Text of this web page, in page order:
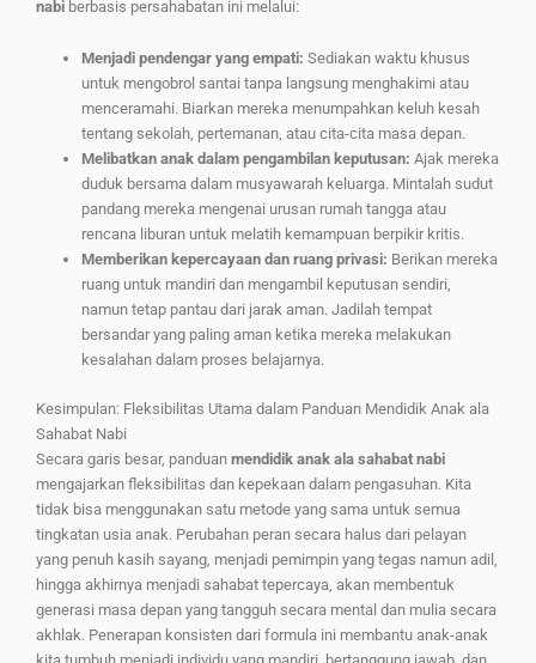
nabi berbasis persahabatan ini melalui:
Menjadi pendengar yang empati: Sediakan waktu khusus
untuk mengobrol santai tanpa langsung menghakimi atau
menceramahi. Biarkan mereka menumpahkan keluh kesah
tentang sekolah, pertemanan, atau cita-cita masa depan.
Melibatkan anak dalam pengambilan keputusan: Ajak mereka
duduk bersama dalam musyawarah keluarga. Mintalah sudut
pandang mereka mengenai urusan rumah tangga atau
rencana liburan untuk melatih kemampuan berpikir kritis.
Memberikan kepercayaan dan ruang privasi: Berikan mereka
ruang untuk mandiri dan mengambil keputusan sendiri,
namun tetap pantau dari jarak aman. Jadilah tempat
bersandar yang paling aman ketika mereka melakukan
kesalahan dalam proses belajarnya.
Kesimpulan: Fleksibilitas Utama dalam Panduan Mendidik Anak ala
Sahabat Nabi
Secara garis besar, panduan mendidik anak ala sahabat nabi
mengajarkan fleksibilitas dan kepekaan dalam pengasuhan. Kita
tidak bisa menggunakan satu metode yang sama untuk semua
tingkatan usia anak. Perubahan peran secara halus dari pelayan
yang penuh kasih sayang, menjadi pemimpin yang tegas namun adil,
hingga akhirnya menjadi sahabat tepercaya, akan membentuk
generasi masa depan yang tangguh secara mental dan mulia secara
akhlak. Penerapan konsisten dari formula ini membantu anak-anak